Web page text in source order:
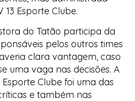
13 Esporte Clube.
do Tatão participa da
pelos outros times
clara vantagem, caso
uma vaga nas decisões. A
Clube foi uma das
e também nas